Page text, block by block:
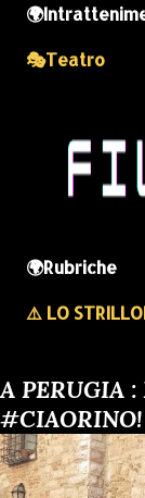
🎭Teatro
🌍Rubriche
⚠️ LO
A PERUGIA
#CIAORINO!